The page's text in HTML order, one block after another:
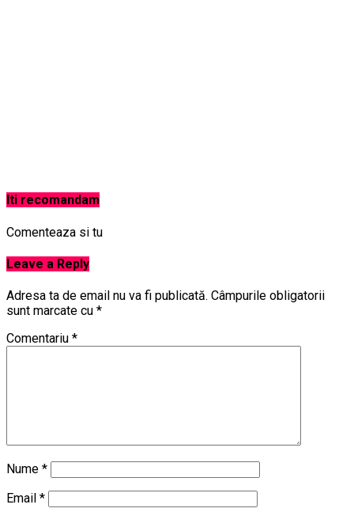
Iti recomandam
Comenteaza si tu
Leave a Reply
Adresa ta de email nu va fi publicată. Câmpurile obligatorii
sunt marcate cu *
Comentariu *
Nume *
Email *